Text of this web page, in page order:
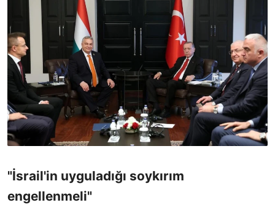
"İsrail'in uyguladığı soykırım
engellenmeli"